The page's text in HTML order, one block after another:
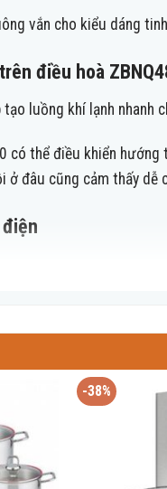
vắn cho kiểu dáng
điều hoà
luồng khí lạnh nhanh
có thể điều khiển
ở đâu cũng cảm thấy dễ
bỉ.
hòa khác,
định và giảm hao phí
-38%